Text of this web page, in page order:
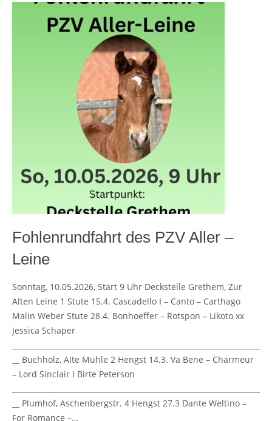
Fohlenrundfahrt des PZV Aller –
Leine
Sonntag, 10.05.2026, Start 9 Uhr Deckstelle Grethem, Zur
Alten Leine 1 Stute 15.4. Cascadello I – Canto – Carthago
Malin Weber Stute 28.4. Bonhoeffer – Rotspon – Likoto xx
Jessica Schaper
__ Buchholz, Alte Mühle 2 Hengst 14.3. Va Bene – Charmeur
– Lord Sinclair I Birte Peterson
__ Plumhof, Aschenbergstr. 4 Hengst 27.3 Dante Weltino –
For Romance –…